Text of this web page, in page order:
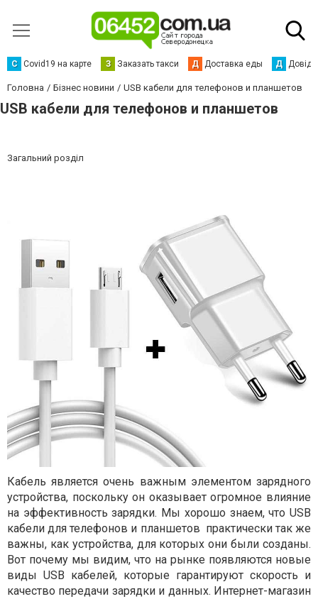
С Сovid19 на карте З Заказать такси Д Доставка еды Д
Головна Бізнес новини USB кабели для телефонов и планшетов
USB кабели для телефонов и планшетов
Загальний розділ
Кабель является очень важным элементом зарядного
устройства, поскольку он оказывает огромное влияние
на эффективность зарядки. Мы хорошо знаем, что USB
кабели для телефонов и планшетов практически так же
важны, как устройства, для которых они были созданы.
Вот почему мы видим, что на рынке появляются новые
виды USB кабелей, которые гарантируют скорость и
качество передачи зарядки и данных. Интернет-магазин